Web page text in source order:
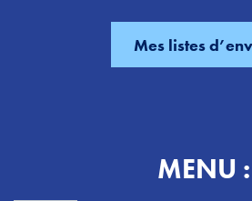
MENU :